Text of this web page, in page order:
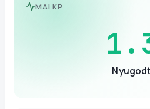
MAI KP
Nyugodt